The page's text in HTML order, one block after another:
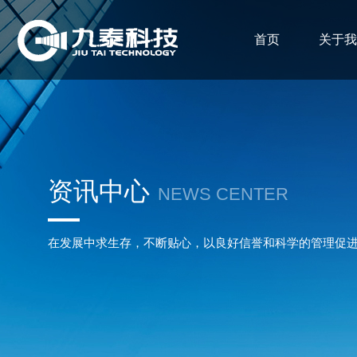
首页 关于
资讯中心 NEWS CENTER
在发展中求生存，不断贴心，以良好信誉和科学的管理促